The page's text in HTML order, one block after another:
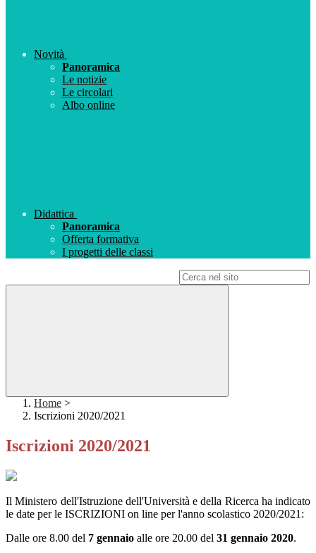
Novità
Panoramica
Le notizie
Le circolari
Albo online
Didattica
Panoramica
Offerta formativa
I progetti delle classi
Home >
Iscrizioni 2020/2021
Iscrizioni 2020/2021
Il Ministero dell'Istruzione dell'Università e della Ricerca ha indicato
le date per le ISCRIZIONI on line per l'anno scolastico 2020/2021:
Dalle ore 8.00 del 7 gennaio alle ore 20.00 del 31 gennaio 2020.